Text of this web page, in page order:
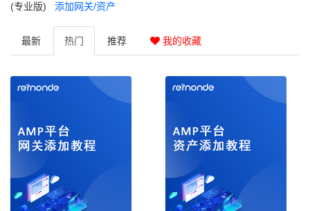
(专业版)
添加网关/资产
最新 热门 推荐 我的收藏